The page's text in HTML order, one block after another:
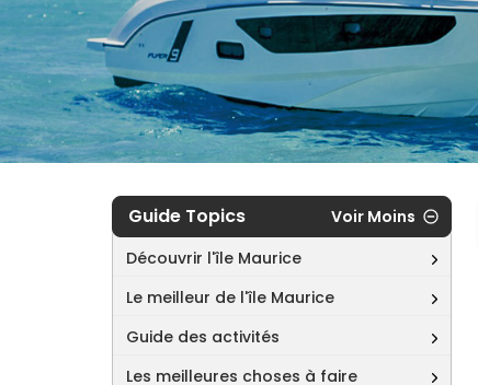
Guide Topics
Voir Moins
Découvrir l'île Maurice
Le meilleur de l'île Maurice
Guide des activités
Les meilleures choses à faire